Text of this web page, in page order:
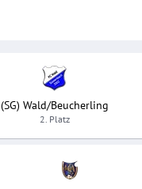
(SG) Wald/Beucherling
2. Platz